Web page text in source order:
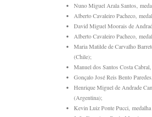
Nuno Miguel Arala Santos,
Alberto Cavaleiro Pacheco,
David Miguel Moorais de
Alberto Cavaleiro Pacheco,
Maria Matilde de Carvalho
(Chile);
Manuel dos Santos Costa
Gonçalo José Reis Bento
Henrique Miguel de Andrade
(Argentina);
Kevin Luiz Ponte Pucci,